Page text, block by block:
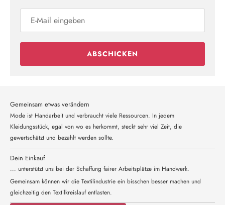
ABSCHICKEN
Gemeinsam etwas verändern
Mode ist Handarbeit und verbraucht viele Ressourcen. In jedem
Kleidungsstück, egal von wo es herkommt, steckt sehr viel Zeit, die
gewertschätzt und bezahlt werden sollte.
Dein Einkauf
... unterstützt uns bei der Schaffung fairer Arbeitsplätze im Handwerk.
Gemeinsam können wir die Textilindustrie ein bisschen besser machen und
gleichzeitig den Textilkreislauf entlasten.